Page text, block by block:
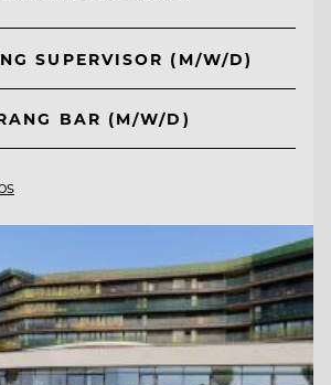
SUPERVISOR (M/W/D)
BAR (M/W/D)